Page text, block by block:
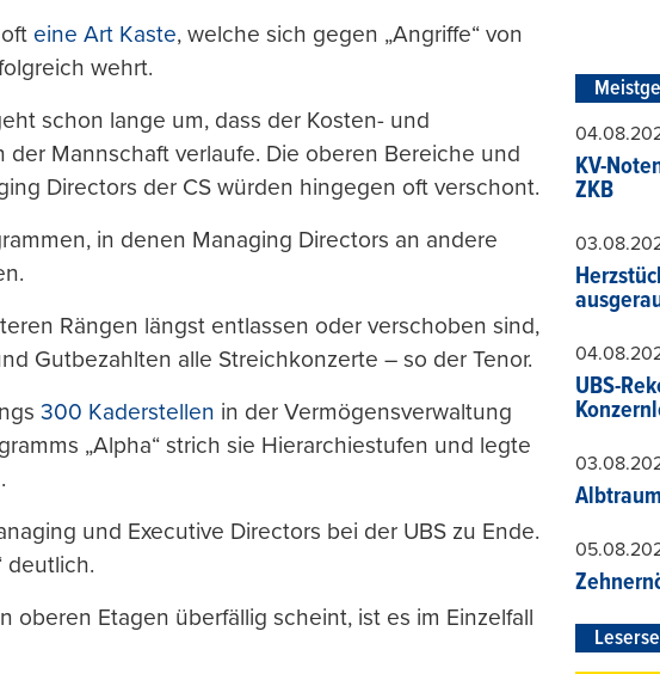
eine Art Kaste, welche sich gegen „Angriffe“ von
wehrt.
schon lange um, dass der Kosten- und
der Mannschaft verlaufe. Die oberen Bereiche und
Directors der CS würden hingegen oft verschont.
in denen Managing Directors an andere
Rängen längst entlassen oder verschoben sind,
Gutbezahlten alle Streichkonzerte – so der Tenor.
300 Kaderstellen in der Vermögensverwaltung
„Alpha“ strich sie Hierarchiestufen und legte
und Executive Directors bei der UBS zu Ende.
deutlich.
oberen Etagen überfällig scheint, ist es im Einzelfall
KV-
ZKB
UBS-